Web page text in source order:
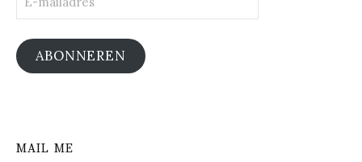
mailadres
ABONNEREN
MAIL ME